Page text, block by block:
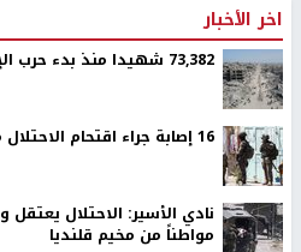
اخر الأخبار
73,382 شهيدا منذ بدء حرب الإبادة على قطاع غزة
16 إصابة جراء اقتحام الاحتلال مخيم قلنديا
مواطناً من مخيم قلنديا